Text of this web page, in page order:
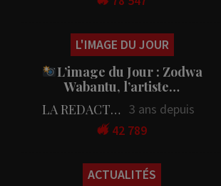
L'IMAGE DU JOUR
L’image du Jour : Zodwa
Wabantu, l’artiste…
LA REDACTION 3 ans depuis
42 789
ACTUALITÉS